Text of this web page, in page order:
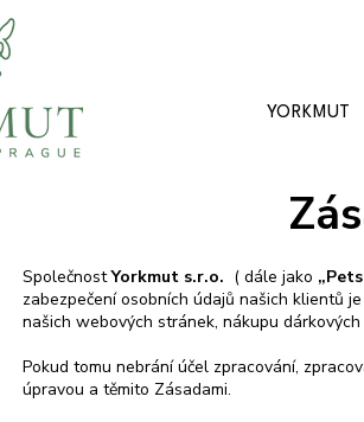
YORKMUT
SpolečnostYorkmut s.r.o. ( dále jako
zabezpečení osobních údajů našich klientů
našich webových stránek, nákupu
Pokud tomu nebrání účel zpracování,
úpravou a těmito Zásadami.